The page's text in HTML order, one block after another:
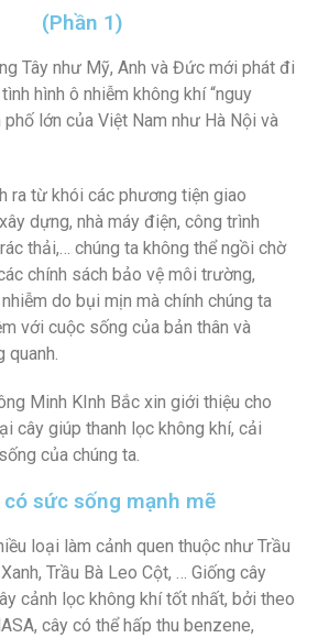
(Phần 1)
Tây như Mỹ, Anh và Đức mới phát đi
hình ô nhiễm không khí “nguy
phố lớn của Việt Nam như Hà Nội và
ra từ khói các phương tiện giao
dựng, nhà máy điện, công trình
thải,… chúng ta không thể ngồi chờ
chính sách bảo vệ môi trường,
do bụi mịn mà chính chúng ta
với cuộc sống của bản thân và
quanh.
Minh KInh Bắc xin giới thiệu cho
cây giúp thanh lọc không khí, cải
của chúng ta.
có sức sống mạnh mẽ
loại làm cảnh quen thuộc như Trầu
Trầu Bà Leo Cột, … Giống cây
cảnh lọc không khí tốt nhất, bởi theo
cây có thể hấp thu benzene,